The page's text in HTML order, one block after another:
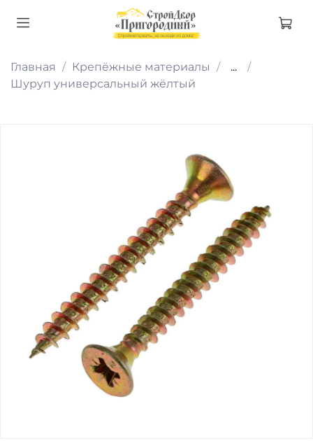
Главная Крепёжные материалы
...
Шуруп универсальный жёлтый